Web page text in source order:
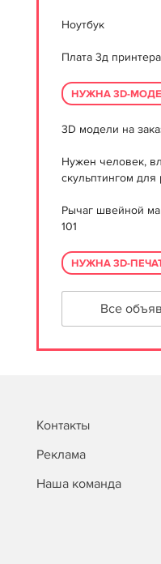
Ноутбук
Плата 3д
НУЖНА 3D-
3D модели на
Нужен человек,
скульптингом
Рычаг швейной
101
НУЖНА 3D-
Все
Контакты
Реклама
Наша команда